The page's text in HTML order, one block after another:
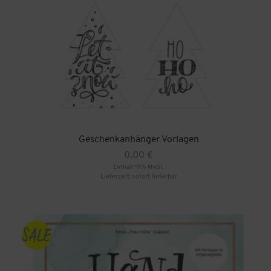
Geschenkanhänger Vorlagen
0,00 €
Enthält 19% MwSt.
Lieferzeit: sofort lieferbar